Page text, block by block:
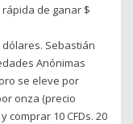
rápida de ganar $
dólares. Sebastián
Anónimas
se eleve por
onza (precio
comprar 10 CFDs. 20